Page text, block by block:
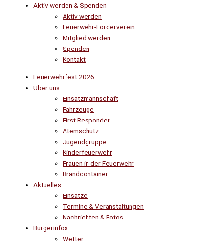
Aktiv werden & Spenden
Aktiv werden
Feuerwehr-Förderverein
Mitglied werden
Spenden
Kontakt
Feuerwehrfest 2026
Über uns
Einsatzmannschaft
Fahrzeuge
First Responder
Atemschutz
Jugendgruppe
Kinderfeuerwehr
Frauen in der Feuerwehr
Brandcontainer
Aktuelles
Einsätze
Termine & Veranstaltungen
Nachrichten & Fotos
Bürgerinfos
Wetter